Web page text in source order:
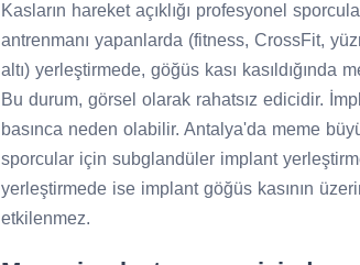
Kasların hareket açıklığı profesyonel
antrenmanı yapanlarda (fitness, CrossFit,
altı) yerleştirmede, göğüs kası kasıldığında
Bu durum, görsel olarak rahatsız edicidir.
basınca neden olabilir. Antalya'da meme
sporcular için subglandüler implant
yerleştirmede ise implant göğüs kasının
etkilenmez.